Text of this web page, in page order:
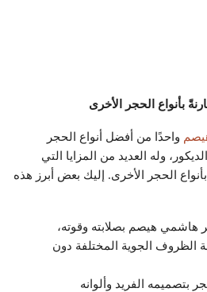
بأنواع الحجر الأخرى
واحدًا من أفضل أنواع الحجر
وله العديد من المزايا التي
الحجر الأخرى. إليك بعض أبرز هذه
هاشمي هيصم بصلابته وقوته،
الظروف الجوية المختلفة دون
بتصميمه الفريد وألوانه